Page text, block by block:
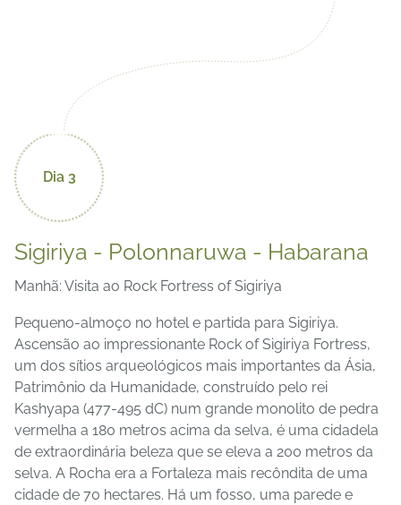
Dia 3
Sigiriya - Polonnaruwa - Habarana
Manhã: Visita ao Rock Fortress of Sigiriya
Pequeno-almoço no hotel e partida para Sigiriya.
Ascensão ao impressionante Rock of Sigiriya Fortress,
um dos sítios arqueológicos mais importantes da Ásia,
Patrimônio da Humanidade, construído pelo rei
Kashyapa (477-495 dC) num grande monolito de pedra
vermelha a 180 metros acima da selva, é uma cidadela
de extraordinária beleza que se eleva a 200 metros da
selva. A Rocha era a Fortaleza mais recôndita de uma
cidade de 70 hectares. Há um fosso, uma parede e